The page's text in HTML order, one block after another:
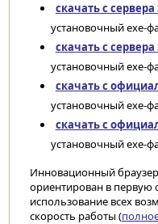
скачать с
установочный exe-
скачать с
установочный exe-
скачать с
установочный exe-
скачать с
установочный exe-
Инновационный
ориентирован в первую
использование всех
скорость работы (